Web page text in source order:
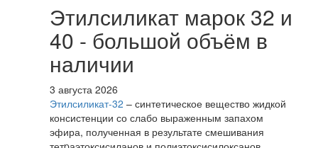
Этилсиликат марок 32 и
40 - большой объём в
наличии
3 августа 2026
Этилсиликат-32 – синтетическое вещество жидкой
консистенции со слабо выраженным запахом
эфира, полученная в результате смешивания